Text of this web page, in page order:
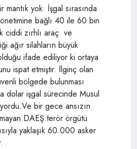
mantık yok. İşgal sırasında
bağlı 40 ile 60 bin
ciddi zırhlı araç ve
ağır silahların büyük
ifade ediliyor ki ortaya
ispat etmiştir. İlginç olan
bölgede bulunması
dolar işgal sürecinde Musul
bir gece ansızın
DAEŞ terör örgütü
yaklaşık 60.000 asker